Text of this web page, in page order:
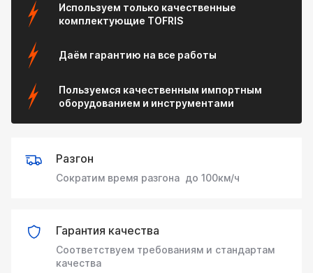
Используем только качественные
комплектующие TOFRIS
Даём гарантию на все работы
Пользуемся качественным импортным
оборудованием и инструментами
Разгон
Сократим время разгона до 100км/ч
Гарантия качества
Соответствуем требованиям и стандартам
качества